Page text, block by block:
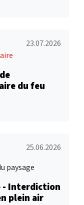
23.07.2026
du feu
25.06.2026
paysage
- Interdiction
plein air